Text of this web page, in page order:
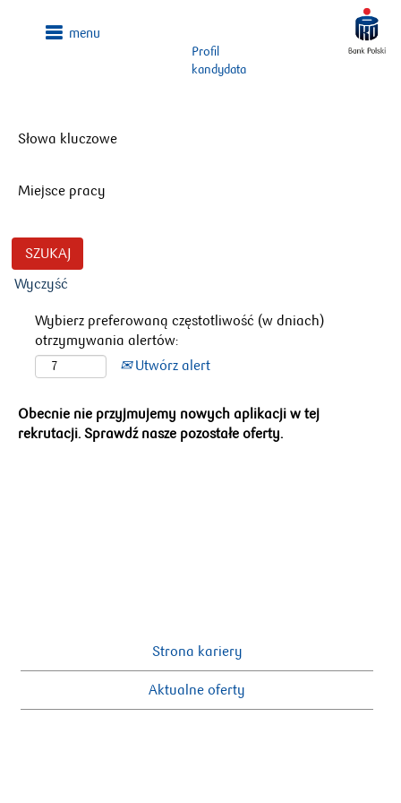
Profil
kandydata
Słowa kluczowe
Miejsce pracy
Wyczyść
Wybierz preferowaną częstotliwość (w dniach)
otrzymywania alertów:
Utwórz alert
Obecnie nie przyjmujemy nowych aplikacji w tej
rekrutacji. Sprawdź nasze pozostałe oferty.
Strona kariery
Aktualne oferty